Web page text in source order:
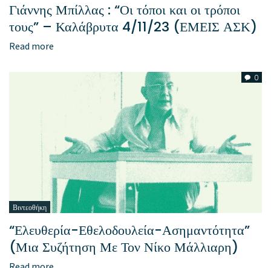
Γιάννης Μπίλλας : “Οι τόποι και οι τρόποι
τους” – Καλάβρυτα 4/11/23 (ΕΜΕΙΣ ΑΣΚ)
Read more
0
Βιντεοθήκη
“Ελευθερία-Εθελοδουλεία-Ασημαντότητα”
(Μια Συζήτηση Με Τον Νίκο Μάλλιαρη)